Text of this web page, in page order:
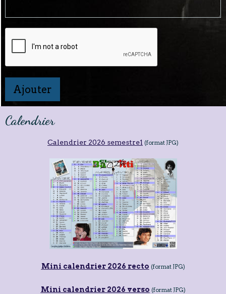
Ajouter
Calendrier
Calendrier 2026 semestre1 (format JPG)
Mini calendrier 2026 recto (format JPG)
Mini calendrier 2026 verso (format JPG)